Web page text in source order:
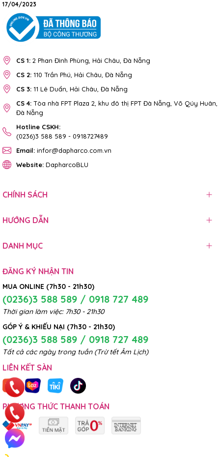
17/04/2023
CS 1: 2 Phan Đình Phùng, Hải Châu, Đà Nẵng
CS 2: 110 Trần Phú, Hải Châu, Đà Nẵng
CS 3: 11 Lê Duẩn, Hải Châu, Đà Nẵng
CS 4: Tòa nhà FPT Plaza 2, khu đô thị FPT Đà Nẵng, Võ Qúy Huân,
Đà Nẵng
Hotline CSKH:
(0236)3 588 589 - 0918727489
Email: infor@dapharco.com.vn
Website: DapharcoBLU
CHÍNH SÁCH
HƯỚNG DẪN
DANH MỤC
ĐĂNG KÝ NHẬN TIN
MUA ONLINE (7h30 - 21h30)
(0236)3 588 589 / 0918 727 489
Thời gian làm việc: 7h30 - 21h30
GÓP Ý & KHIẾU NẠI (7h30 - 21h30)
(0236)3 588 589 / 0918 727 489
Tất cả các ngày trong tuần (Trừ tết Âm Lịch)
LIÊN KẾT SÀN
PHƯƠNG THỨC THANH TOÁN